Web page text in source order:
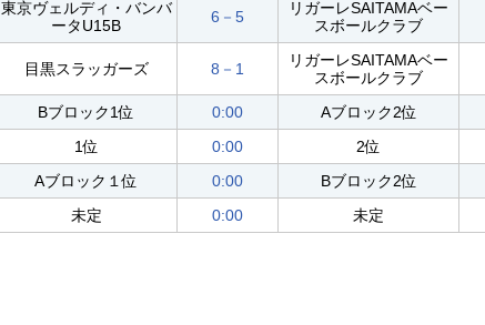
東京ヴェルディ・バンバ
ータU15B
6－5
リガーレSAITAMAベー
スボールクラブ
目黒スラッガーズ 8－1
リガーレSAITAMAベー
スボールクラブ
Bブロック1位 0:00
Aブロック2位
1位 0:00
2位
Aブロック１位 0:00
Bブロック2位
未定 0:00 未定